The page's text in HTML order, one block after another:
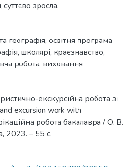
зросла.
географія, освітня програма
, школярі, краєзнавство,
робота, виховання
екскурсійна робота зі
excursion work with
робота бакалавра / О. В.
2023. – 55 с.